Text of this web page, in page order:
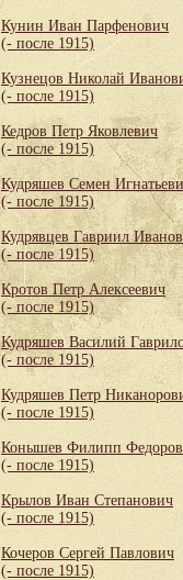
Кунин Иван Парфенович
(- после 1915)
Кузнецов Николай
(- после 1915)
Кедров Петр Яковлевич
(- после 1915)
Кудряшев Семен
(- после 1915)
Кудрявцев Гавриил
(- после 1915)
Кротов Петр Алексеевич
(- после 1915)
Кудряшев Василий
(- после 1915)
Кудряшев Петр
(- после 1915)
Конышев Филипп
(- после 1915)
Крылов Иван Степанович
(- после 1915)
Кочеров Сергей Павлович
(- после 1915)